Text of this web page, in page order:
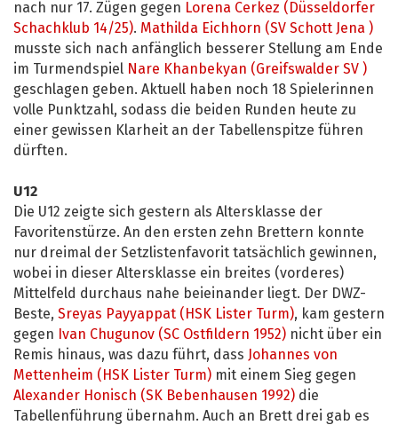
nach nur 17. Zügen gegen Lorena Cerkez (Düsseldorfer
Schachklub 14/25). Mathilda Eichhorn (SV Schott Jena )
musste sich nach anfänglich besserer Stellung am Ende
im Turmendspiel Nare Khanbekyan (Greifswalder SV )
geschlagen geben. Aktuell haben noch 18 Spielerinnen
volle Punktzahl, sodass die beiden Runden heute zu
einer gewissen Klarheit an der Tabellenspitze führen
dürften.
U12
Die U12 zeigte sich gestern als Altersklasse der
Favoritenstürze. An den ersten zehn Brettern konnte
nur dreimal der Setzlistenfavorit tatsächlich gewinnen,
wobei in dieser Altersklasse ein breites (vorderes)
Mittelfeld durchaus nahe beieinander liegt. Der DWZ-
Beste, Sreyas Payyappat (HSK Lister Turm), kam gestern
gegen
Ivan Chugunov (SC Ostfildern 1952) nicht über ein
Remis hinaus, was dazu führt, dass Johannes von
Mettenheim (HSK Lister Turm) mit einem Sieg gegen
Alexander Honisch (SK Bebenhausen 1992) die
Tabellenführung übernahm. Auch an Brett drei gab es